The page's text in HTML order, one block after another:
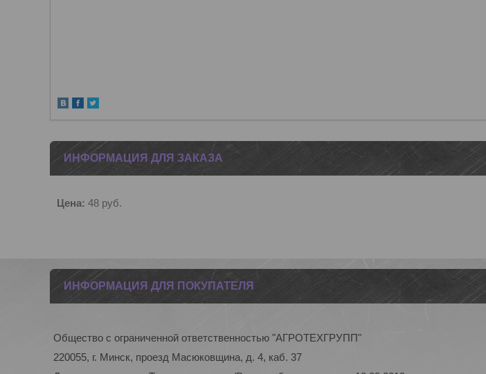
ИНФОРМАЦИЯ ДЛЯ ЗАКАЗА
Цена: 48 руб.
ИНФОРМАЦИЯ ДЛЯ ПОКУПАТЕЛЯ
Общество с ограниченной ответственностью "АГРОТЕХГРУПП"
220055, г. Минск, проезд Масюковщина, д. 4, каб. 37